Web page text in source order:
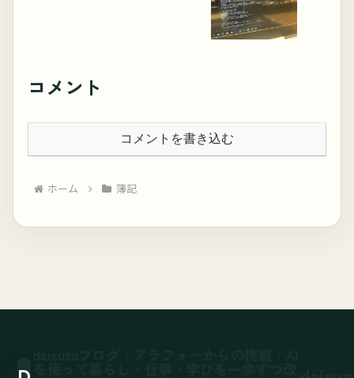
コメント
コメントを書き込む
ホーム 簿記